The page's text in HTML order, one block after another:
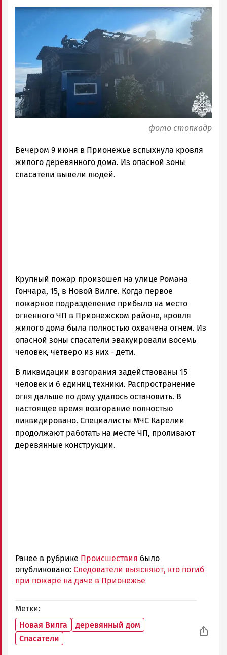
Петрозаводска
Петрозаводск
ГОВОРИТ
Image
фото стопкадр
Вечером 9 июня в Прионежье вспыхнула кровля
жилого деревянного дома. Из опасной зоны
спасатели вывели людей.
Крупный пожар произошел на улице Романа
Гончара, 15, в Новой Вилге. Когда первое
пожарное подразделение прибыло на место
огненного ЧП в Прионежском районе, кровля
жилого дома была полностью охвачена огнем. Из
опасной зоны спасатели эвакуировали восемь
человек, четверо из них - дети.
В ликвидации возгорания задействованы 15
человек и 6 единиц техники. Распространение
огня дальше по дому удалось остановить. В
настоящее время возгорание полностью
ликвидировано. Специалисты МЧС Карелии
продолжают работать на месте ЧП, проливают
деревянные конструкции.
Ранее в рубрике Происшествия было
опубликовано: Следователи выясняют, кто погиб
при пожаре на даче в Прионежье
Метки
Новая Вилга
деревянный дом
Спасатели